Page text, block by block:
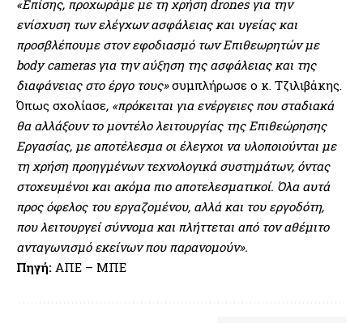
«Επίσης, προχωράμε με τη χρήση drones για την
ενίσχυση των ελέγχων ασφάλειας και υγείας και
προσβλέπουμε στον εφοδιασμό των Επιθεωρητών με
body cameras για την αύξηση της ασφάλειας και της
διαφάνειας στο έργο τους»συμπλήρωσε ο κ. Τζιλιβάκης.
Όπως σχολίασε, «πρόκειται για ενέργειες που σταδιακά
θα αλλάξουν το μοντέλο λειτουργίας της Επιθεώρησης
Εργασίας, με αποτέλεσμα οι έλεγχοι να υλοποιούνται με
τη χρήση προηγμένων τεχνολογικά συστημάτων, όντας
στοχευμένοι και ακόμα πιο αποτελεσματικοί. Όλα αυτά
προς όφελος του εργαζομένου, αλλά και του εργοδότη,
που λειτουργεί σύννομα και πλήττεται από τον αθέμιτο
ανταγωνισμό εκείνων που παρανομούν».
Πηγή: ΑΠΕ – ΜΠΕ